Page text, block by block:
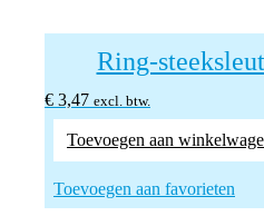
Ring-
€ 3,47 excl. btw.
Toevoegen aan
Toevoegen aan favorieten